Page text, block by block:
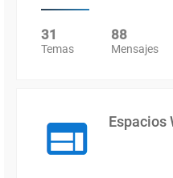
31
Temas
88
Mensajes
Espacios